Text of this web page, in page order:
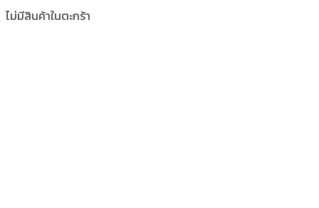
ไม่มีสินค้าในตะกร้า